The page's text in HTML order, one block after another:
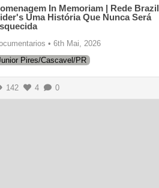
In Memoriam | Rede Brazil
Uma História Que Nunca Será
• 6th Mai, 2026
Pires/Cascavel/PR
142 4 0